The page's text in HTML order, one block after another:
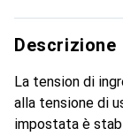
Descrizione
La tension di
alla tensione di
impostata è